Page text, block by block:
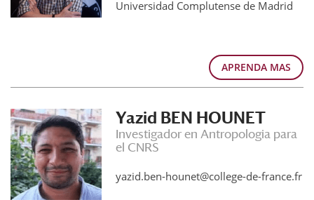
Universidad Complutense de Madrid
APRENDA MAS
Yazid BEN HOUNET
Investigador en Antropologia para
el CNRS
yazid.ben-hounet@college-de-france.fr